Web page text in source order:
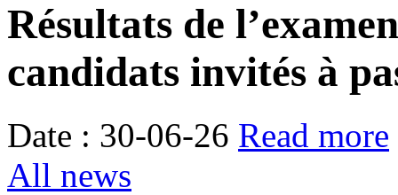
Résultats de
candidats invités à
Date : 30-06-26 Read more
All news